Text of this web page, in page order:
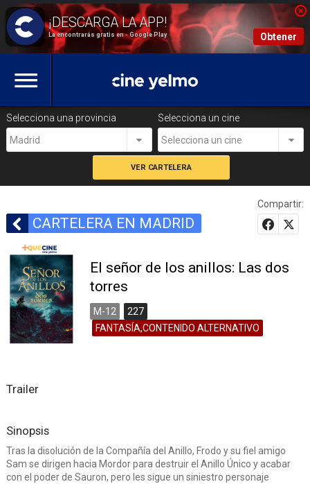
La encontrarás gratis en - Google Play Obtener
Selecciona una provincia
Madrid
Selecciona un cine
Selecciona un cine
CARTELERA EN MADRID
Compartir:
El señor de los anillos: Las dos
torres
M-12
227
FANTASÍA,CONTENIDO ALTERNATIVO
Trailer
Sinopsis
Tras la disolución de la Compañía del Anillo, Frodo y su fiel amigo
Sam se dirigen hacia Mordor para destruir el Anillo Único y acabar
con el poder de Sauron, pero les sigue un siniestro personaje